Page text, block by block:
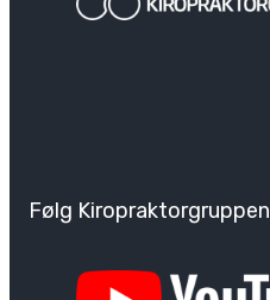
Følg Kiropraktorgruppen